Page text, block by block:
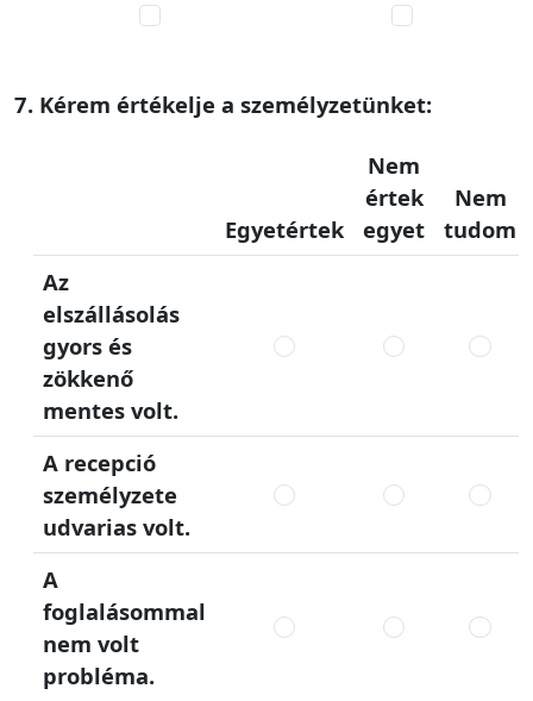
7. Kérem értékelje a személyzetünket:
Egyetértek
Nem
értek
egyet
Nem
tudom
Az
elszállásolás
gyors és
zökkenő
mentes volt.
A recepció
személyzete
udvarias volt.
A
foglalásommal
nem volt
probléma.